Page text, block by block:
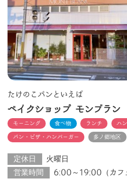
たけのこパンといえば
ベイクショップ モンブラン
モーニング 食べ物 ランチ ハ
パン・ピザ・ハンバーガー 多ノ郷地区
定休日
火曜日
営業時間
6:00～19:00（カフ